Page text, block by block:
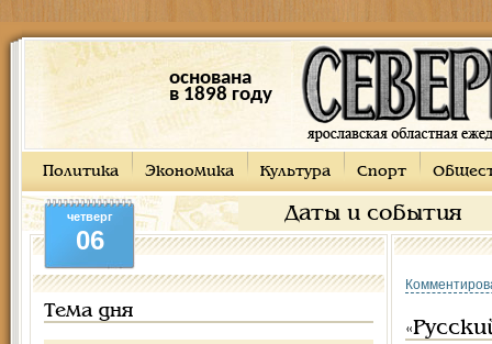
основана
в 1898 году
Политика Экономика Культура Спорт
Даты и события
четверг
06
Тема дня